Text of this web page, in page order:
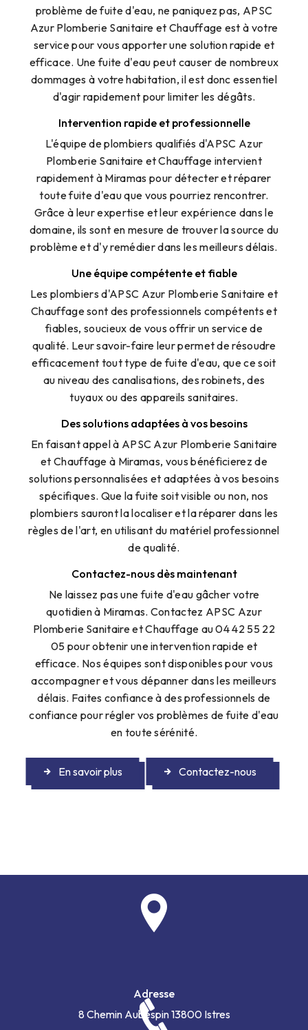
problème de fuite d'eau, ne paniquez pas, APSC
Azur Plomberie Sanitaire et Chauffage est à votre
service pour vous apporter une solution rapide et
efficace. Une fuite d'eau peut causer de nombreux
dommages à votre habitation, il est donc essentiel
d'agir rapidement pour limiter les dégâts.
Intervention rapide et professionnelle
L'équipe de plombiers qualifiés d'APSC Azur
Plomberie Sanitaire et Chauffage intervient
rapidement à Miramas pour détecter et réparer
toute fuite d'eau que vous pourriez rencontrer.
Grâce à leur expertise et leur expérience dans le
domaine, ils sont en mesure de trouver la source du
problème et d'y remédier dans les meilleurs délais.
Une équipe compétente et fiable
Les plombiers d'APSC Azur Plomberie Sanitaire et
Chauffage sont des professionnels compétents et
fiables, soucieux de vous offrir un service de
qualité. Leur savoir-faire leur permet de résoudre
efficacement tout type de fuite d'eau, que ce soit
au niveau des canalisations, des robinets, des
tuyaux ou des appareils sanitaires.
Des solutions adaptées à vos besoins
En faisant appel à APSC Azur Plomberie Sanitaire
et Chauffage à Miramas, vous bénéficierez de
solutions personnalisées et adaptées à vos besoins
spécifiques. Que la fuite soit visible ou non, nos
plombiers sauront la localiser et la réparer dans les
règles de l'art, en utilisant du matériel professionnel
de qualité.
Contactez-nous dès maintenant
Ne laissez pas une fuite d'eau gâcher votre
quotidien à Miramas. Contactez APSC Azur
Plomberie Sanitaire et Chauffage au 04 42 55 22
05 pour obtenir une intervention rapide et
efficace. Nos équipes sont disponibles pour vous
accompagner et vous dépanner dans les meilleurs
délais. Faites confiance à des professionnels de
confiance pour régler vos problèmes de fuite d'eau
en toute sérénité.
En savoir plus Contactez-nous
Adresse
8 Chemin Aubespin13800 Istres